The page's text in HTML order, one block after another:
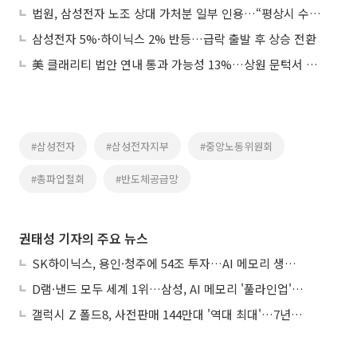
법원, 삼성전자 노조 상대 가처분 일부 인용…“평상시 수준 유지해야”
삼성전자 5%·하이닉스 2% 반등…급락 출발 후 상승 전환
美 클래리티 법안 연내 통과 가능성 13%…상원 문턱서 제동
#삼성전자 #삼성전자지부 #중앙노동위원회
#총파업철회 #반도체공급망
권태성 기자의 주요 뉴스
SK하이닉스, 용인·청주에 54조 투자…AI 메모리 생산기지 키운다
D램·낸드 모두 세계 1위…삼성, AI 메모리 '풀라인업'으로 승부
갤럭시 Z 폴드8, 사전판매 144만대 '역대 최대'…7년만에 갤노트10 기록 넘어